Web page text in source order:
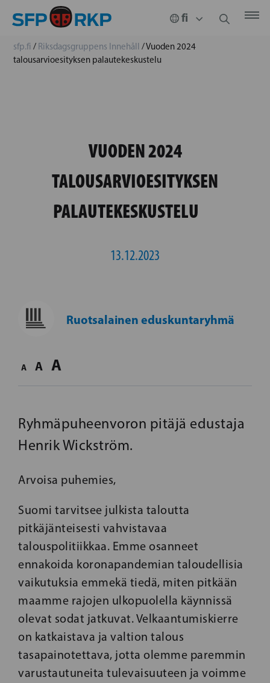
sfp.fi / Riksdagsgruppens Innehåll /Vuoden 2024
talousarvioesityksen palautekeskustelu
VUODEN 2024
TALOUSARVIOESITYKSEN
PALAUTEKESKUSTELU
13.12.2023
Ruotsalainen eduskuntaryhmä
A A A
Ryhmäpuheenvoron pitäjä edustaja
Henrik Wickström.
Arvoisa puhemies,
Suomi tarvitsee julkista taloutta
pitkäjänteisesti vahvistavaa
talouspolitiikkaa. Emme osanneet
ennakoida koronapandemian taloudellisia
vaikutuksia emmekä tiedä, miten pitkään
maamme rajojen ulkopuolella käynnissä
olevat sodat jatkuvat. Velkaantumiskierre
on katkaistava ja valtion talous
tasapainotettava, jotta olemme paremmin
varustautuneita tulevaisuuteen ja voimme